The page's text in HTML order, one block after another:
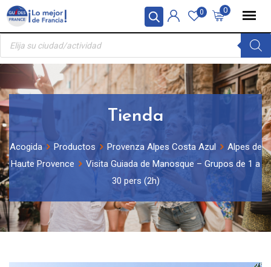
Panel de gestión de cookies
Skip
content
0
0
Búsqueda
productos
Tienda
Acogida Productos Provenza Alpes Costa Azul
Alpes de
Haute Provence
Visita Guiada de Manosque – Grupos de 1 a
30 pers (2h)